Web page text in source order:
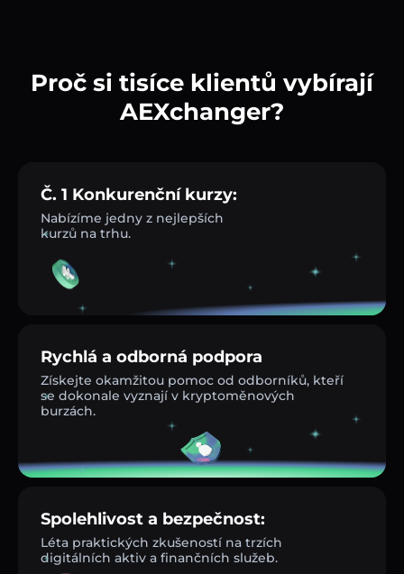
Proč si tisíce klientů vybírají
AEXchanger?
Č. 1 Konkurenční kurzy:
Nabízíme jedny z nejlepších
kurzů na trhu.
Rychlá a odborná podpora
Získejte okamžitou pomoc od odborníků, kteří
se dokonale vyznají v kryptoměnových
burzách.
Spolehlivost a bezpečnost:
Léta praktických zkušeností na trzích
digitálních aktiv a finančních služeb.